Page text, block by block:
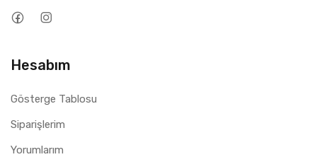
Hesabım
Gösterge Tablosu
Siparişlerim
Yorumlarım